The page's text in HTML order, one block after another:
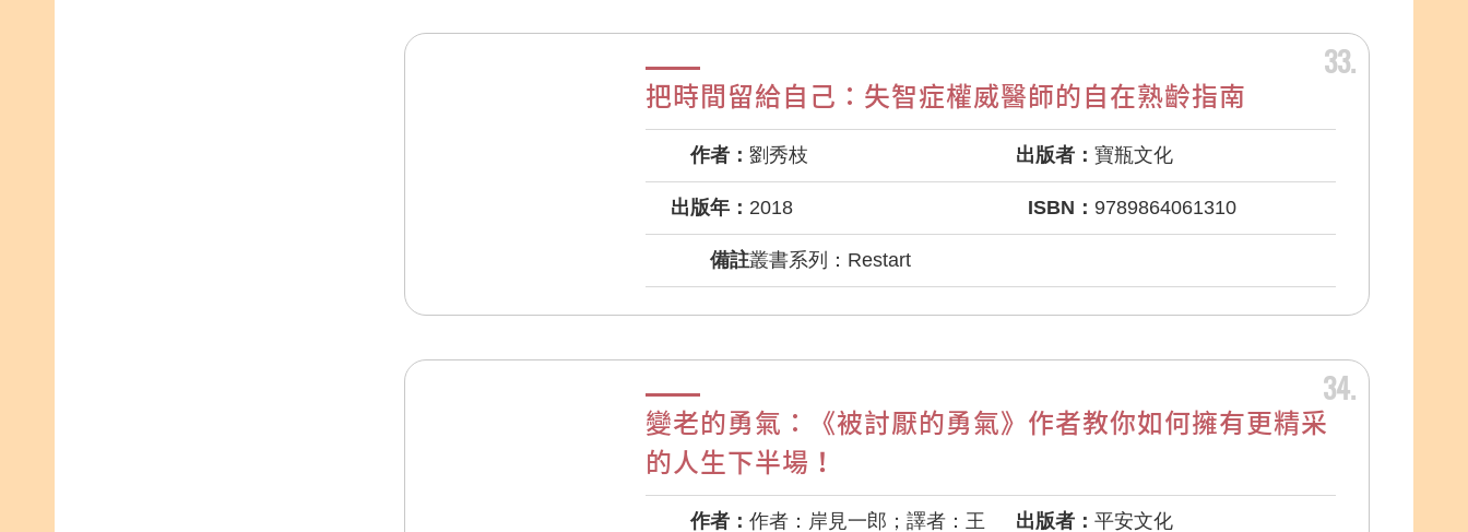
33
把時間留給自己：失智症權威醫師的自在熟齡指南
作者： 劉秀枝 出版者： 寶瓶文化
出版年： 2018 ISBN： 9789864061310
備註叢書系列：Restart
34
變老的勇氣：《被討厭的勇氣》作者教你如何擁有更精采
的人生下半場！
作者： 作者：岸見一郎；譯者：王
出版者： 平安文化